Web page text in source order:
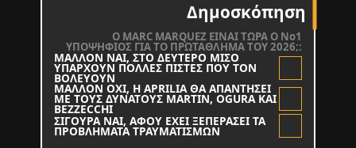
Δημοσκόπηση
O MARC MARQUEZ ΕΙΝΑΙ ΤΩΡΑ Ο Νο1
ΥΠΟΨΗΦΙΟΣ ΓΙΑ ΤΟ ΠΡΩΤΑΘΛΗΜΑ ΤΟΥ 2026;:
ΜΑΛΛΟΝ ΝΑΙ, ΣΤΟ ΔΕΥΤΕΡΟ ΜΙΣΟ
ΥΠΑΡΧΟΥΝ ΠΟΛΛΕΣ ΠΙΣΤΕΣ ΠΟΥ ΤΟΝ
ΒΟΛΕΥΟΥΝ
ΜΑΛΛΟΝ ΟΧΙ, Η APRILIA ΘΑ ΑΠΑΝΤΗΣΕΙ
ΜΕ ΤΟΥΣ ΔΥΝΑΤΟΥΣ MARTIN, OGURA KAI
BEZZECCHI
ΣΙΓΟΥΡΑ ΝΑΙ, ΑΦΟΥ ΕΧΕΙ ΞΕΠΕΡΑΣΕΙ ΤΑ
ΠΡΟΒΛΗΜΑΤΑ ΤΡΑΥΜΑΤΙΣΜΩΝ